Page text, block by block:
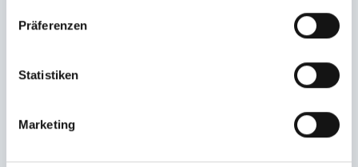
Präferenzen
Statistiken
Marketing
In der Schmiede